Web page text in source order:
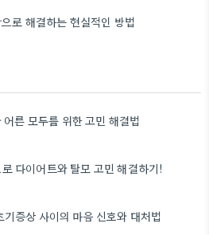
로 해결하는 현실적인 방법
른 모두를 위한 고민 해결법
다이어트와 탈모 고민 해결하기!
증상 사이의 마음 신호와 대처법